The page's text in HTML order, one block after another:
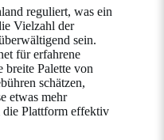
reguliert, was ein
Vielzahl der
sein.
für erfahrene
breite Palette von
schätzen,
etwas mehr
die Plattform effektiv